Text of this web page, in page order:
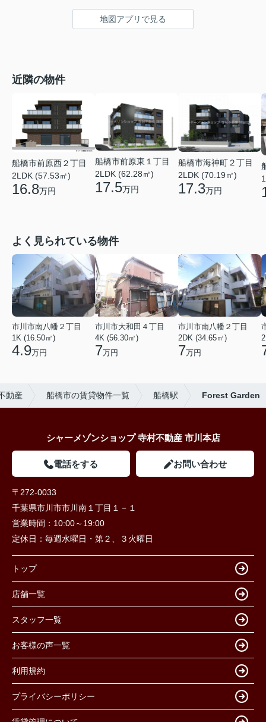
地図アプリで見る
近隣の物件
船橋市前原西２丁目
2LDK (57.53㎡)
16.8万円
船橋市前原東１丁目
2LDK (62.28㎡)
17.5万円
船橋市海神町２丁目
2LDK (70.19㎡)
17.3万円
よく見られている物件
市川市南八幡２丁目
1K (16.50㎡)
4.9万円
市川市大和田４丁目
4K (56.30㎡)
7万円
市川市南八幡２丁目
2DK (34.65㎡)
7万円
動産 船橋市の賃貸物件一覧 船橋駅 Forest Garden
シャーメゾンショップ 寺村不動産 市川本店
電話をする お問い合わせ
〒272-0033
千葉県市川市市川南１丁目１－１
営業時間： 10:00～19:00
定休日： 毎週水曜日・第２、３火曜日
トップ
店舗一覧
スタッフ一覧
お客様の声一覧
利用規約
プライバシーポリシー